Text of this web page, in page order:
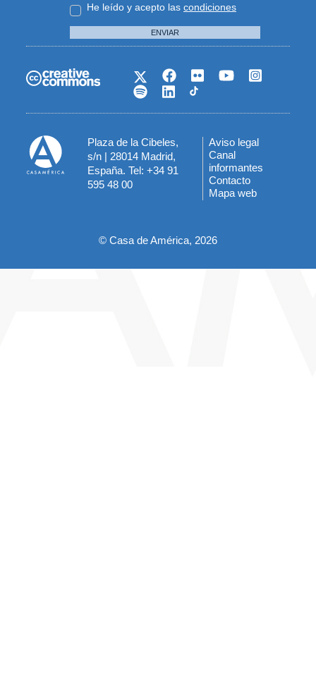
He leído y acepto las condiciones
ENVIAR
Plaza de la Cibeles,
s/n | 28014 Madrid,
España. Tel: +34 91
595 48 00
Menú
del
pie
Aviso legal
Canal
informantes
Contacto
Mapa web
© Casa de América, 2026